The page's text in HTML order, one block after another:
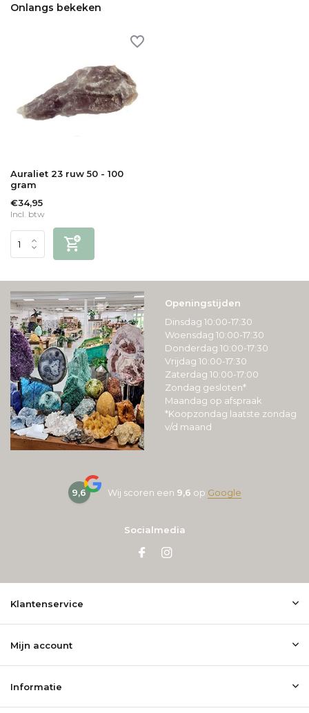
Onlangs bekeken
Auraliet 23 ruw 50 - 100
gram
€34,95
Incl. btw
Openingstijden
Dinsdag 10:00-17:30
Woensdag 10:00-17:30
Donderdag 10:00-17:30
Vrijdag 10:00-17:30
Zaterdag 10:00-17:00
Zondag gesloten*
Maandag op afspraak
*Koopzondag laatste zondag
v/d maand
9,6 Wij scoren een 9,6 op Google
Socialmedia
Klantenservice
Mijn account
Informatie